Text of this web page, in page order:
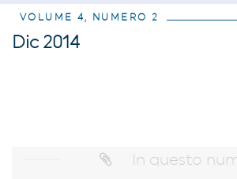
VOLUME 4, NUMERO 2
Dic 2014
In questo